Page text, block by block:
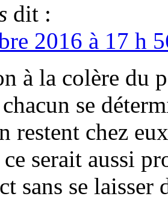
dit :
2016 à 17 h
à la colère du
se
restent chez
ce serait aussi
sans se laisser